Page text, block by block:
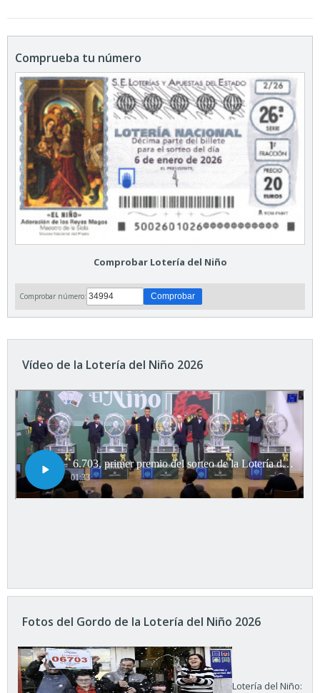
Comprueba tu número
Comprobar Lotería del Niño
Comprobar número:
Vídeo de la Lotería del Niño 2026
Fotos del Gordo de la Lotería del Niño 2026
Lotería del Niño: